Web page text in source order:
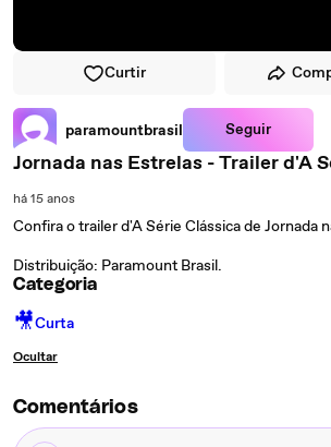
Curtir
paramountbrasil Seguir
Jornada nas Estrelas - Trailer d'A
há 15 anos
Confira o trailer d'A Série Clássica de Jornada
Distribuição: Paramount Brasil.
Categoria
🎥Curta
Ocultar
Comentários